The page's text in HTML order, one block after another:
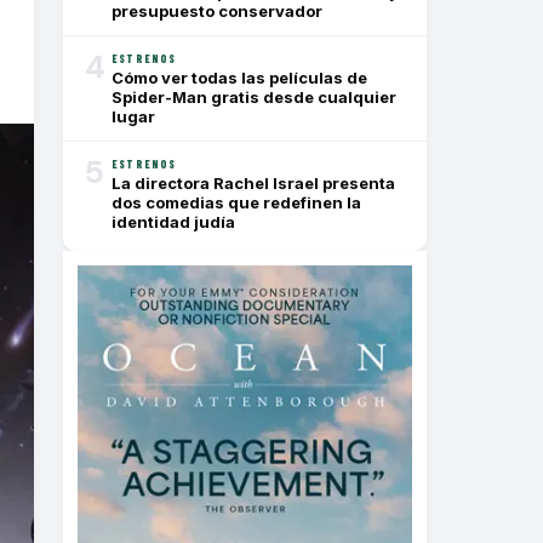
presupuesto conservador
4 ESTRENOS
Cómo ver todas las películas de
Spider-Man gratis desde cualquier
lugar
5 ESTRENOS
La directora Rachel Israel presenta
dos comedias que redefinen la
identidad judía